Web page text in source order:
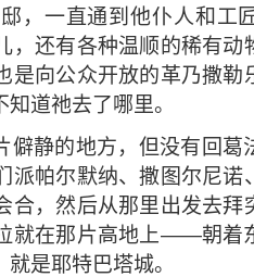
，一直通到他仆人和工
，还有各种温顺的稀有动
是向公众开放的革乃撒勒
道祂去了哪里。
僻静的地方，但没有回葛
派帕尔默纳、撒图尔尼诺
合，然后从那里出发去拜
在那片高地上——朝着
是耶特巴塔城。